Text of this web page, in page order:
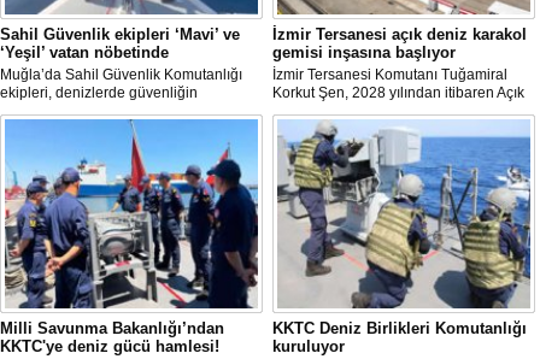
Sahil Güvenlik ekipleri ‘Mavi’ ve
‘Yeşil’ vatan nöbetinde
Muğla’da Sahil Güvenlik Komutanlığı
ekipleri, denizlerde güvenliğin
sağlanmasının yanı sıra yangın
sezonunda ormanların korunmasına
yönelik çalışmalara da destek veriyor.
İzmir Tersanesi açık deniz karakol
gemisi inşasına başlıyor
İzmir Tersanesi Komutanı Tuğamiral
Korkut Şen, 2028 yılından itibaren Açık
Deniz Karakol Gemisi (ADKG) inşasına
başlanmasının hedeflendiğini açıkladı.
Milli Savunma Bakanlığı’ndan
KKTC'ye deniz gücü hamlesi!
KKTC Deniz Birlikleri Komutanlığı
kuruluyor